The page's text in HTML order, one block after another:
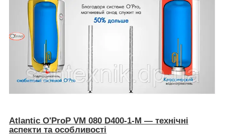
Atlantic O'ProP VM 080 D400-1-M — технічні
аспекти та особливості